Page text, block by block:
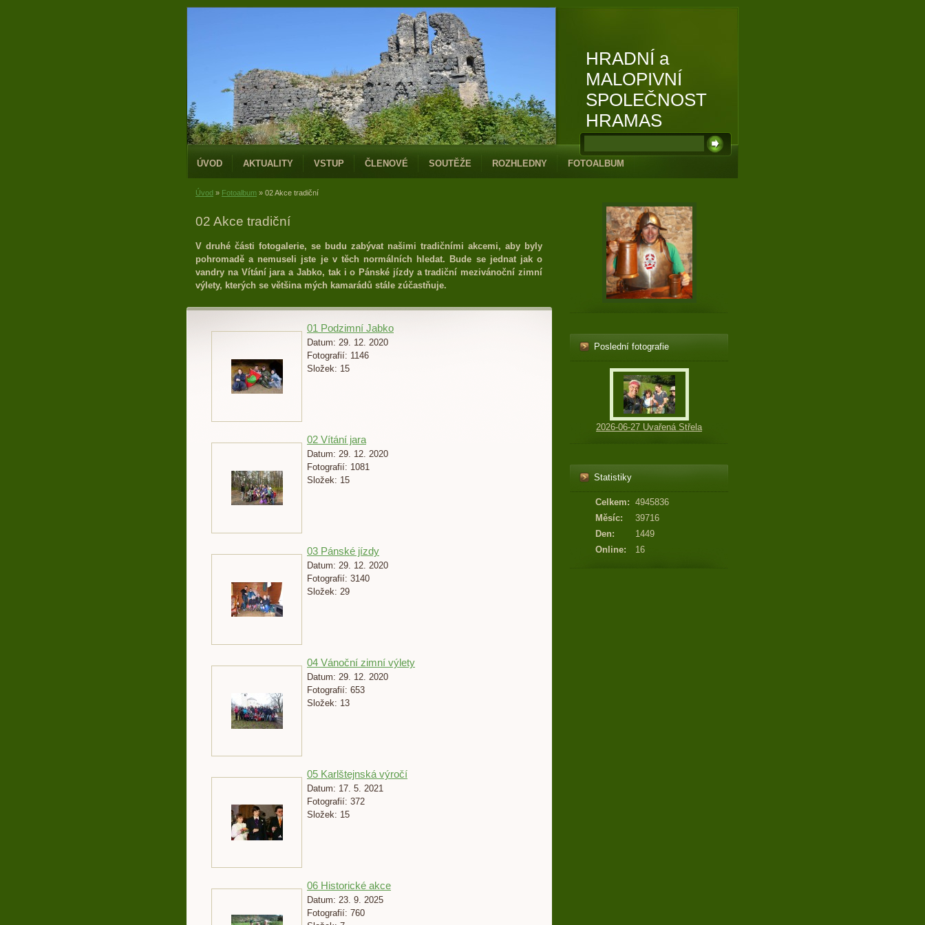
HRADNÍ a
MALOPIVNÍ
SPOLEČNOST
HRAMAS
ÚVOD AKTUALITY VSTUP ČLENOVÉ SOUTĚŽE ROZHLEDNY FOTOALBUM
Úvod » Fotoalbum » 02 Akce tradiční
02 Akce tradiční
V druhé části fotogalerie, se budu zabývat našimi tradičními akcemi, aby byly
pohromadě a nemuseli jste je v těch normálních hledat. Bude se jednat jak o
vandry na Vítání jara a Jabko, tak i o Pánské jízdy a tradiční mezivánoční zimní
výlety, kterých se většina mých kamarádů stále zúčastňuje.
01 Podzimní Jabko
Datum: 29. 12. 2020
Fotografií: 1146
Složek: 15
02 Vítání jara
Datum: 29. 12. 2020
Fotografií: 1081
Složek: 15
03 Pánské jízdy
Datum: 29. 12. 2020
Fotografií: 3140
Složek: 29
04 Vánoční zimní výlety
Datum: 29. 12. 2020
Fotografií: 653
Složek: 13
05 Karlštejnská výročí
Datum: 17. 5. 2021
Fotografií: 372
Složek: 15
06 Historické akce
Datum: 23. 9. 2025
Fotografií: 760
Poslední fotografie
2026-06-27 Uvařená Střela
Statistiky
Online: 16
Celkem: 4945836
Měsíc:
39716
Den:
1449